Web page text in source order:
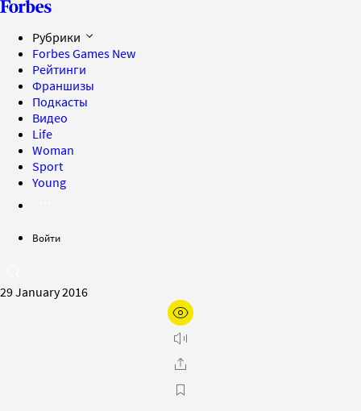
Рубрики
Forbes Games New
Рейтинги
Франшизы
Подкасты
Видео
Life
Woman
Sport
Young
Войти
29 January 2016